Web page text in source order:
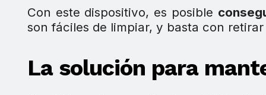
Con este dispositivo, es posible
son fáciles de limpiar, y basta con
La solución para